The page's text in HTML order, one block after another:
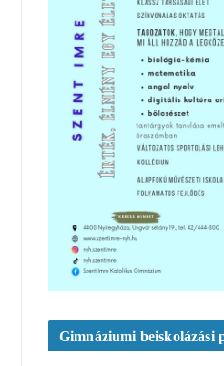
Gimnáziumi beiskolázási